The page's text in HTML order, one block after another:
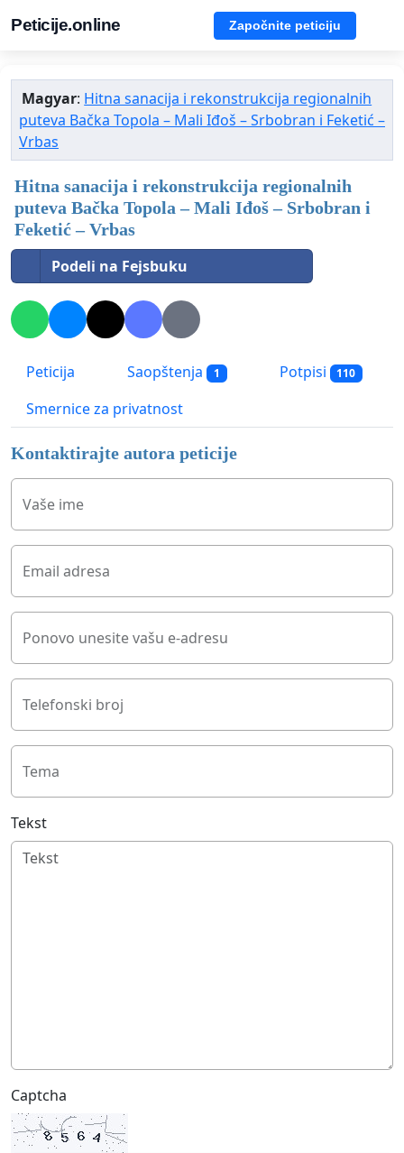
Peticije.online Započnite peticiju
Magyar: Hitna sanacija i rekonstrukcija regionalnih
puteva Bačka Topola – Mali Iđoš – Srbobran i Feketić –
Vrbas
Hitna sanacija i rekonstrukcija regionalnih
puteva Bačka Topola – Mali Iđoš – Srbobran i
Feketić – Vrbas
Podeli na Fejsbuku
Peticija Saopštenja 1 Potpisi 110
Smernice za privatnost
Kontaktirajte autora peticije
Vaše ime
Email adresa
Ponovo unesite vašu e-adresu
Telefonski broj
Tema
Tekst
Captcha